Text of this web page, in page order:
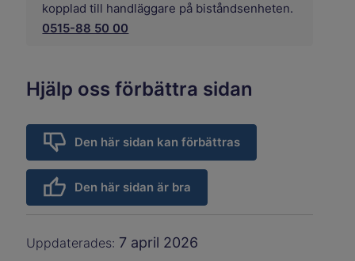
kopplad till handläggare på biståndsenheten.
0515-88 50 00
Hjälp oss förbättra sidan
Den här sidan kan förbättras
Den här sidan är bra
Uppdaterades: 7 april 2026